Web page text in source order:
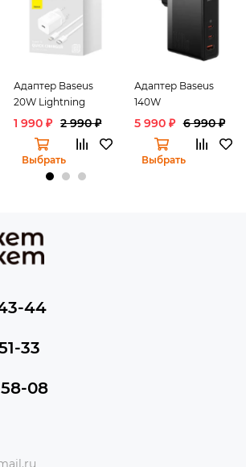
Адаптер Baseus
20W Lightning
1 990 ₽ 2 990 ₽
Выбрать
Адаптер Baseus
140W
5 990 ₽ 6 990 ₽
Выбрать
44
33
08